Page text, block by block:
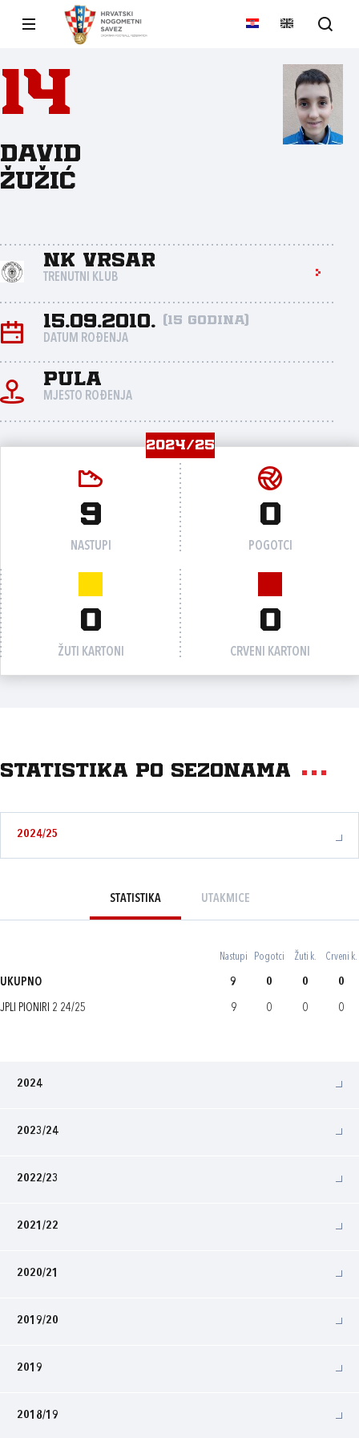
14
David
Žužić
NK Vrsar
TRENUTNI KLUB
15.09.2010. (15 godina)
DATUM ROĐENJA
Pula
MJESTO ROĐENJA
2024/25
9
NASTUPI
0
POGOTCI
0
ŽUTI KARTONI
0
CRVENI KARTONI
Statistika po sezonama
2024/25
STATISTIKA UTAKMICE
Nastupi Pogotci Žuti k. Crveni k.
UKUPNO 9 0 0 0
JPLI PIONIRI 2 24/25 9 0 0 0
2024
2023/24
2022/23
2021/22
2020/21
2019/20
2019
2018/19